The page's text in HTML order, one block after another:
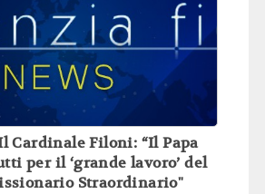
Cardinale Filoni: “Il Papa
per il ‘grande lavoro’ del
Straordinario"